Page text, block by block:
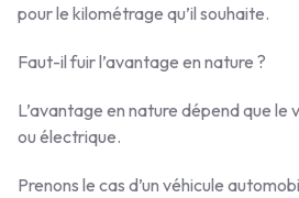
pour le kilométrage qu’il souhaite.
Faut-il fuir l’avantage en nature ?
L’avantage en nature dépend que le
ou électrique.
Prenons le cas d’un véhicule